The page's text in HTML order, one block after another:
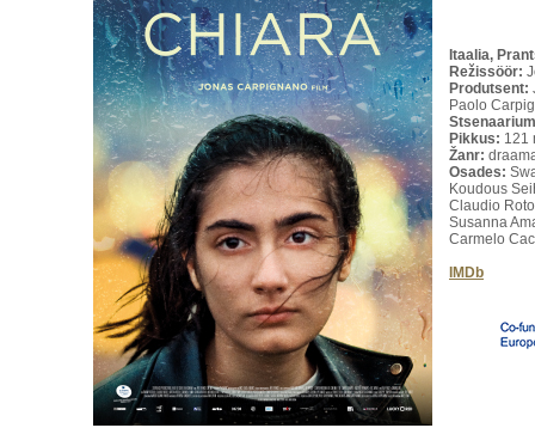
Itaalia,
Režissöör:
Produtsent:
Paolo
Pikkus: 121
Žanr:
Osades:
Koudous
Claudio
Susanna
Carmelo
IMDb